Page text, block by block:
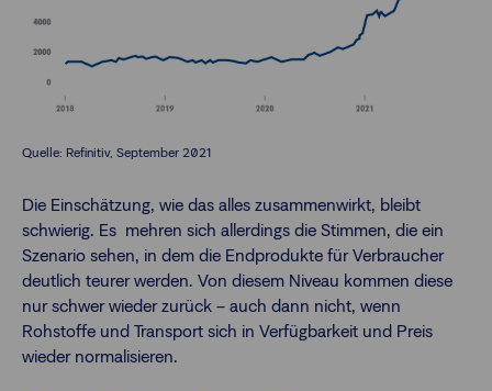
Quelle: Refinitiv, September 2021
Die Einschätzung, wie das alles zusammenwirkt, bleibt
schwierig. Es mehren sich allerdings die Stimmen, die ein
Szenario sehen, in dem die Endprodukte für Verbraucher
deutlich teurer werden. Von diesem Niveau kommen diese
nur schwer wieder zurück – auch dann nicht, wenn
Rohstoffe und Transport sich in Verfügbarkeit und Preis
wieder normalisieren.